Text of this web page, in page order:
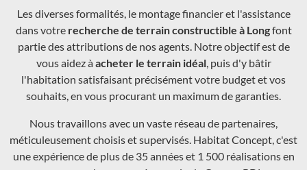
Les diverses formalités, le montage financier et l'assistance
dans votre recherche de terrain constructible à Longfont
partie des attributions de nos agents. Notre objectif est de
vous aidez àacheter le terrain idéal, puis d'y bâtir
l'habitation satisfaisant précisément votre budget et vos
souhaits, en vous procurant un maximum de garanties.
Nous travaillons avec un vaste réseau de partenaires,
méticuleusement choisis et supervisés. Habitat Concept, c'est
une expérience de plus de 35 années et 1 500 réalisations en